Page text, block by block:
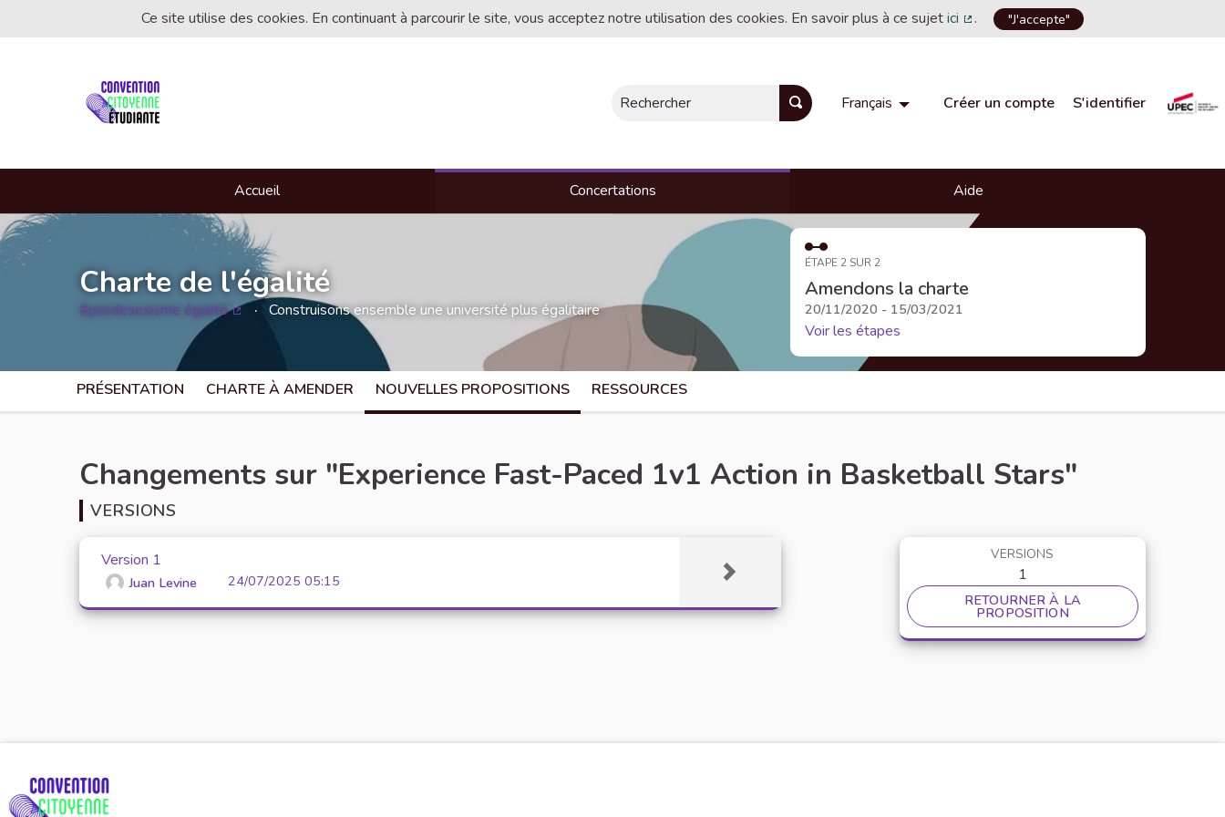
Ce site utilise des cookies. En continuant à parcourir le site, vous acceptez notre utilisation des cookies. En savoir plus à ce sujetici
(Lien externe)
. "J'accepte"
Rechercher Français Choisir la langueChoose language
Créer un compte S'identifier
Accueil Concertations Aide
Charte de l'égalité
#pasdesexisme égalité Construisons ensemble une université plus égalitaire
ÉTAPE 2 SUR 2
Amendons la charte
20/11/2020 - 15/03/2021
Voir les étapes
PRÉSENTATION CHARTE À AMENDER NOUVELLES PROPOSITIONS RESSOURCES
Changements sur "Experience Fast-Paced 1v1 Action in Basketball Stars"
VERSIONS
Version 1
Juan Levine 24/07/2025 05:15
VERSIONS
1
RETOURNER À LA
PROPOSITION